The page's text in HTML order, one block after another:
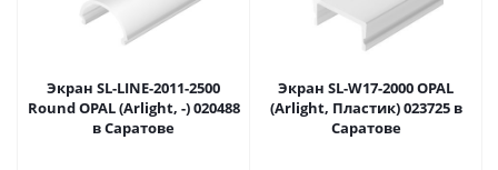
Экран SL-LINE-2011-2500
Round OPAL (Arlight, -) 020488
в Саратове
Экран SL-W17-2000 OPAL
(Arlight, Пластик) 023725 в
Саратове